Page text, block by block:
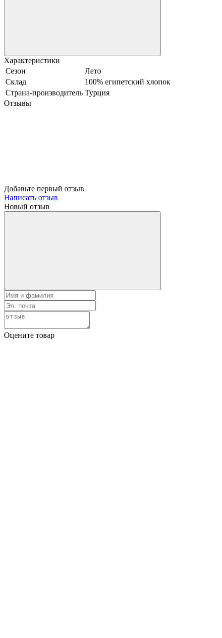
Характеристики
Сезон
Лето
Склад
100% египетский хлопок
Страна-производитель Турция
Отзывы
Добавьте первый отзыв
Написать отзыв
Новый отзыв
Оцените товар